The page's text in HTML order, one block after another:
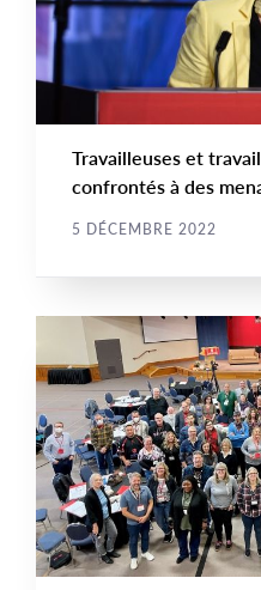
Travailleuses et
confrontés à des
5 DÉCEMBRE 2022
NEWS
TYPE
NOUVELLE
Main
Image